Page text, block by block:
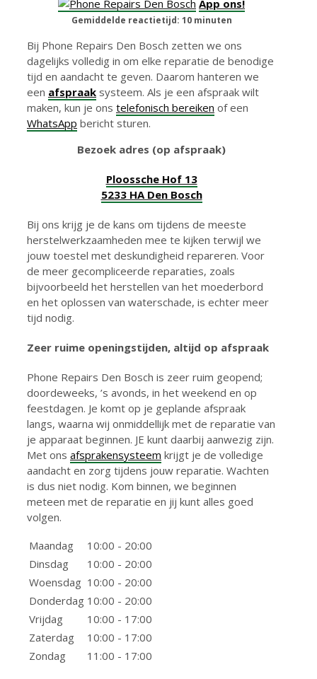
App ons!
Gemiddelde reactietijd: 10 minuten
Bij Phone Repairs Den Bosch zetten we ons
dagelijks volledig in om elke reparatie de benodige
tijd en aandacht te geven. Daarom hanteren we
een afspraak systeem. Als je een afspraak wilt
maken, kun je ons telefonisch bereiken of een
WhatsApp bericht sturen.
Bezoek adres (op afspraak)
Ploossche Hof 13
5233 HA Den Bosch
Bij ons krijg je de kans om tijdens de meeste
herstelwerkzaamheden mee te kijken terwijl we
jouw toestel met deskundigheid repareren. Voor
de meer gecompliceerde reparaties, zoals
bijvoorbeeld het herstellen van het moederbord
en het oplossen van waterschade, is echter meer
tijd nodig.
Zeer ruime openingstijden, altijd op afspraak
Phone Repairs Den Bosch is zeer ruim geopend;
doordeweeks, ’s avonds, in het weekend en op
feestdagen. Je komt op je geplande afspraak
langs, waarna wij onmiddellijk met de reparatie van
je apparaat beginnen. JE kunt daarbij aanwezig zijn.
Met ons afsprakensysteem krijgt je de volledige
aandacht en zorg tijdens jouw reparatie. Wachten
is dus niet nodig. Kom binnen, we beginnen
meteen met de reparatie en jij kunt alles goed
volgen.
Maandag
10:00 - 20:00
Dinsdag
10:00 - 20:00
Woensdag 10:00 - 20:00
Donderdag 10:00 - 20:00
Vrijdag
10:00 - 17:00
Zaterdag
10:00 - 17:00
Zondag
11:00 - 17:00